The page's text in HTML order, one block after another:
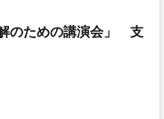
のための講演会」 支